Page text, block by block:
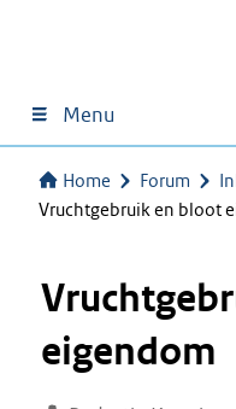
Menu
Home Forum
Vruchtgebruik en bloot
eigendom